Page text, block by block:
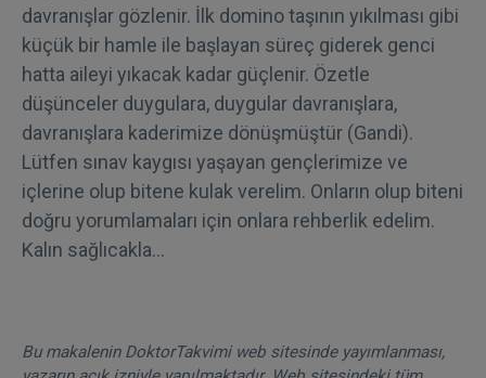
davranışlar gözlenir. İlk domino taşının yıkılması gibi
küçük bir hamle ile başlayan süreç giderek genci
hatta aileyi yıkacak kadar güçlenir. Özetle
düşünceler duygulara, duygular davranışlara,
davranışlara kaderimize dönüşmüştür (Gandi).
Lütfen sınav kaygısı yaşayan gençlerimize ve
içlerine olup bitene kulak verelim. Onların olup biteni
doğru yorumlamaları için onlara rehberlik edelim.
Kalın sağlıcakla…
Bu makalenin DoktorTakvimi web sitesinde yayımlanması,